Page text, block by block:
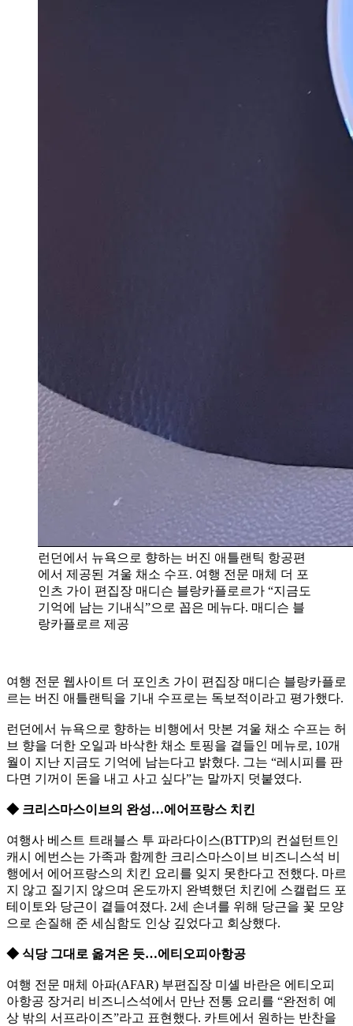
런던에서 뉴욕으로 향하는 버진 애틀랜틱 항공편
에서 제공된 겨울 채소 수프. 여행 전문 매체 더 포
인츠 가이 편집장 매디슨 블랑카플로르가 “지금도
기억에 남는 기내식”으로 꼽은 메뉴다. 매디슨 블
랑카플로르 제공
여행 전문 웹사이트 더 포인츠 가이 편집장 매디슨 블랑카플로
르는 버진 애틀랜틱을 기내 수프로는 독보적이라고 평가했다.
런던에서 뉴욕으로 향하는 비행에서 맛본 겨울 채소 수프는 허
브 향을 더한 오일과 바삭한 채소 토핑을 곁들인 메뉴로, 10개
월이 지난 지금도 기억에 남는다고 밝혔다. 그는 “레시피를 판
다면 기꺼이 돈을 내고 사고 싶다”는 말까지 덧붙였다.
◆ 크리스마스이브의 완성…에어프랑스 치킨
여행사 베스트 트래블스 투 파라다이스(BTTP)의 컨설턴트인
캐시 에번스는 가족과 함께한 크리스마스이브 비즈니스석 비
행에서 에어프랑스의 치킨 요리를 잊지 못한다고 전했다. 마르
지 않고 질기지 않으며 온도까지 완벽했던 치킨에 스캘럽드 포
테이토와 당근이 곁들여졌다. 2세 손녀를 위해 당근을 꽃 모양
으로 손질해 준 세심함도 인상 깊었다고 회상했다.
◆ 식당 그대로 옮겨온 듯…에티오피아항공
여행 전문 매체 아파(AFAR) 부편집장 미셸 바란은 에티오피
아항공 장거리 비즈니스석에서 만난 전통 요리를 “완전히 예
상 밖의 서프라이즈”라고 표현했다. 카트에서 원하는 반찬을